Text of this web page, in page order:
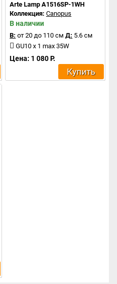
Arte Lamp A1516SP-1WH
Коллекция: Canopus
В наличии
В: от 20 до 110 см Д: 5.6 см
GU10 x 1 max 35W
Цена: 1 080 Р.
Купить